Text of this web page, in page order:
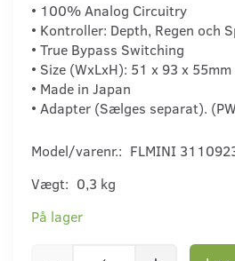
• 100% Analog Circuitry
• Kontroller: Depth, Regen och
• True Bypass Switching
• Size (WxLxH): 51 x 93 x 55mm
• Made in Japan
• Adapter (Sælges separat).
Model/varenr.: FLMINI
Vægt: 0,3 kg
På lager